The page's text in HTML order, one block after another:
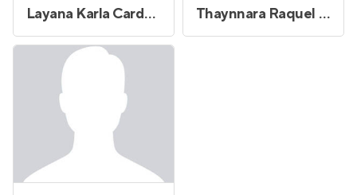
Layana Karla Cardoso Sobral Oliveira Thaynnara Raquel Leite de